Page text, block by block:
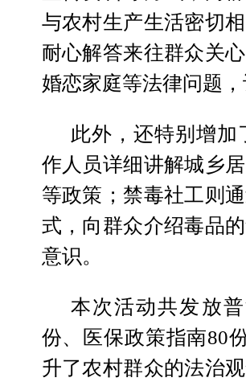
与农村生产生活密切
耐心解答来往群众关
婚恋家庭等法律问题
此外，还特别增
作人员详细讲解城乡
等政策；禁毒社工则
式，向群众介绍毒品
意识。
本次活动共发放
份、医保政策指南80
升了农村群众的法治